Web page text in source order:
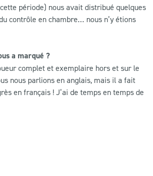
période) nous avait distribué quelques
contrôle en chambre… nous n’y étions
a marqué ?
complet et exemplaire hors et sur le
nous parlions en anglais, mais il a fait
en français ! J’ai de temps en temps de